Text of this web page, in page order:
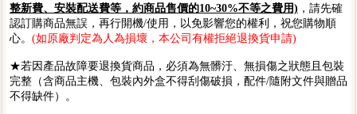
整新費、安裝配送費等，約商品售價的10~30%不等之費用) ，請先確
認訂購商品無誤，再行開機/使用，以免影響您的權利，祝您購物順
心。 (如原廠判定為人為損壞，本公司有權拒絕退換貨申請)
★若因產品故障要退換貨商品，必須為無髒汙、無損傷之狀態且包裝
完整（含商品主機、包裝內外盒不得刮傷破損，配件/隨附文件與贈品
不得缺件）。